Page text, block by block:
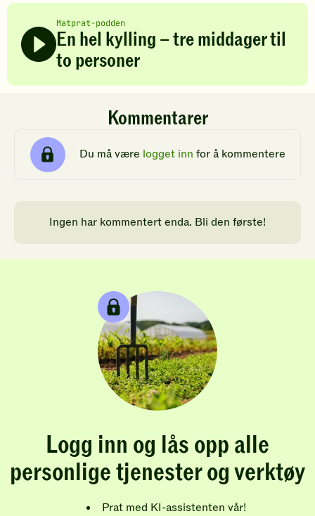
Matprat-podden
En hel kylling – tre middager til
to personer
Kommentarer
Du må være logget inn for å kommentere
Ingen har kommentert enda. Bli den første!
Logg inn og lås opp alle
personlige tjenester og verktøy
Prat med KI-assistenten vår!